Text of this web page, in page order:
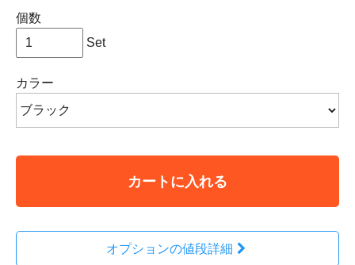
個数
Set
カラー
カートに入れる
オプションの値段詳細